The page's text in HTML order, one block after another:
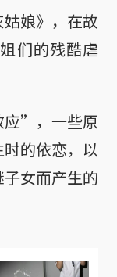
娘》，在故
们的残酷虐
应”，一些原
的依恋，以
女而产生的